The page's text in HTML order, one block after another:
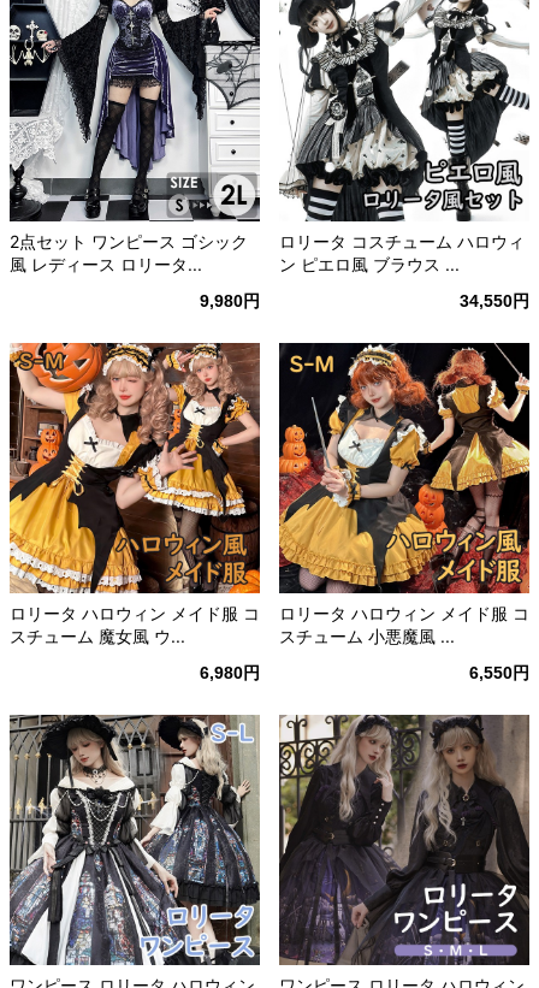
2点セット ワンピース ゴシック
風 レディース ロリータ...
9,980円
ロリータ コスチューム ハロウィ
ン ピエロ風 ブラウス ...
34,550円
ロリータ ハロウィン メイド服 コ
スチューム 魔女風 ウ...
6,980円
ロリータ ハロウィン メイド服 コ
スチューム 小悪魔風 ...
6,550円